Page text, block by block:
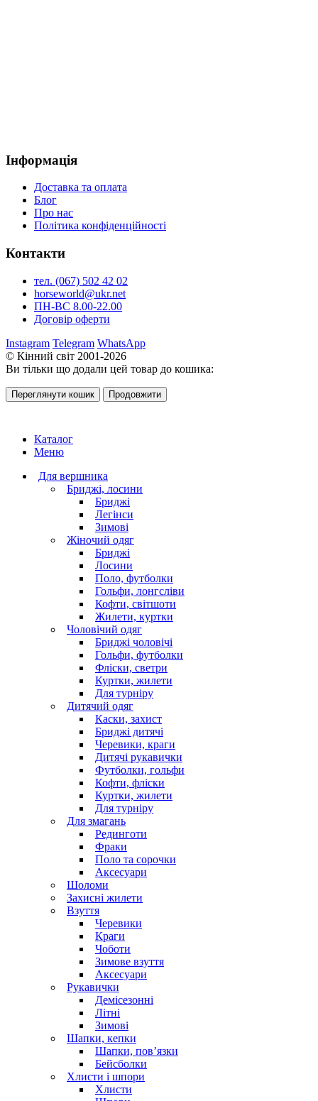
Інформація
Доставка та оплата
Блог
Про нас
Політика конфіденційності
Контакти
тел. (067) 502 42 02
horseworld@ukr.net
ПН-ВС 8.00-22.00
Договір оферти
Instagram Telegram WhatsApp
© Кінний світ 2001-2026
Ви тільки що додали цей товар до кошика:
Переглянути кошик Продовжити
Каталог
Меню
Для вершника
Бриджі, лосини
Бриджі
Легінси
Зимові
Жіночий одяг
Бриджі
Лосини
Поло, футболки
Гольфи, лонгсліви
Кофти, світшоти
Жилети, куртки
Чоловічий одяг
Бриджі чоловічі
Гольфи, футболки
Фліски, светри
Куртки, жилети
Для турніру
Дитячий одяг
Каски, захист
Бриджі дитячі
Черевики, краги
Дитячі рукавички
Футболки, гольфи
Кофти, фліски
Куртки, жилети
Для турніру
Для змагань
Рединготи
Фраки
Поло та сорочки
Аксесуари
Шоломи
Захисні жилети
Взуття
Черевики
Краги
Чоботи
Зимове взуття
Аксесуари
Рукавички
Демісезонні
Літні
Зимові
Шапки, кепки
Шапки, пов’язки
Бейсболки
Хлисти і шпори
Хлисти